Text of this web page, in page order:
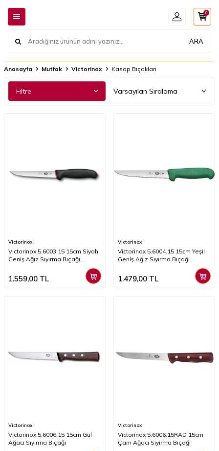
ARA
0
Anasayfa Mutfak Victorinox Kasap Bıçakları
Filtre
Victorinox
Victorinox 5.6003.15 15cm Siyah
Geniş Ağız Sıyırma Bıçağı,
1.559,00 TL
Victorinox
Victorinox 5.6004.15 15cm Yeşil
Geniş Ağız Sıyırma Bıçağı
1.479,00 TL
Victorinox
Victorinox 5.6006.15 15cm Gül
Ağacı Sıyırma Bıçağı
Victorinox
Victorinox 5.6006.15RAD 15cm
Çam Ağacı Sıyırma Bıçağı